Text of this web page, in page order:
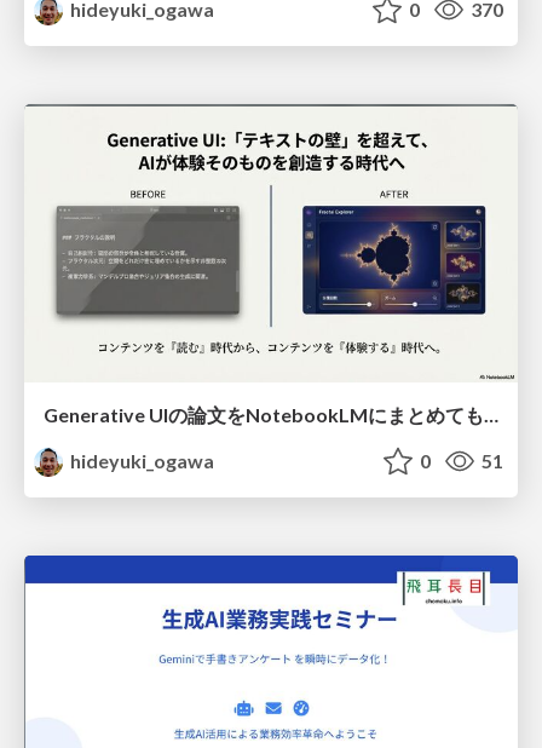
hideyuki_ogawa
0 370
hideyuki_ogawa
0 51